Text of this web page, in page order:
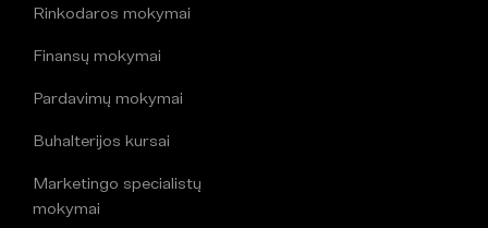
Rinkodaros mokymai
Finansų mokymai
Pardavimų mokymai
Buhalterijos kursai
Marketingo specialistų
mokymai